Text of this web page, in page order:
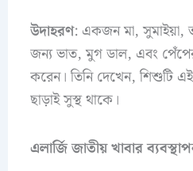
উদাহরণ: একজন মা, সুমাইয়া,
জন্য ভাত, মুগ ডাল, এবং
করেন। তিনি দেখেন, শিশুটি
ছাড়াই সুস্থ থাকে।
এলার্জি জাতীয় খাবার